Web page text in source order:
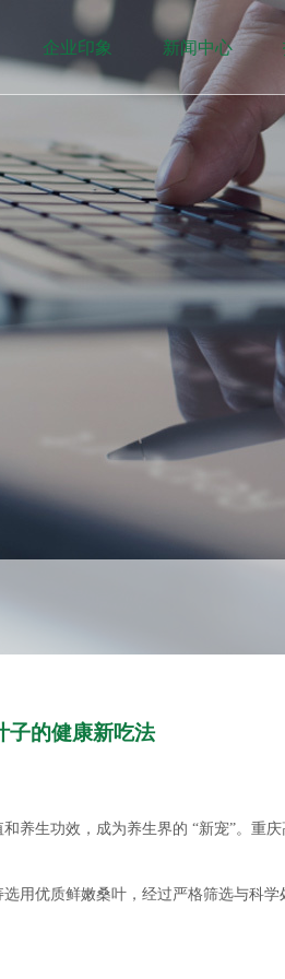
企业印象 新闻中心
子的健康新吃法
生功效，成为养生界的 “新宠”。重
用优质鲜嫩桑叶，经过严格筛选与科